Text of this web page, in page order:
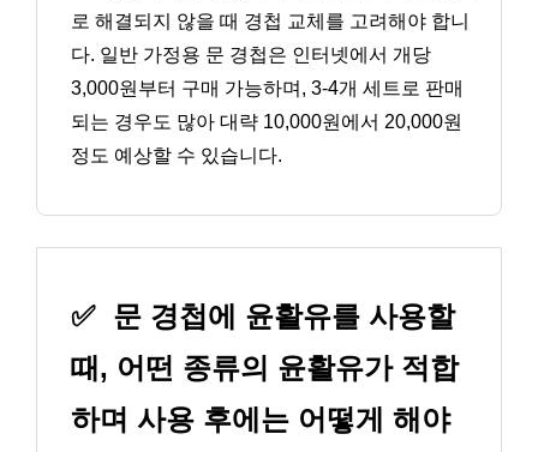
로 해결되지 않을 때 경첩 교체를 고려해야 합니
다. 일반 가정용 문 경첩은 인터넷에서 개당
3,000원부터 구매 가능하며, 3-4개 세트로 판매
되는 경우도 많아 대략 10,000원에서 20,000원
정도 예상할 수 있습니다.
✅ 문 경첩에 윤활유를 사용할
때, 어떤 종류의 윤활유가 적합
하며 사용 후에는 어떻게 해야